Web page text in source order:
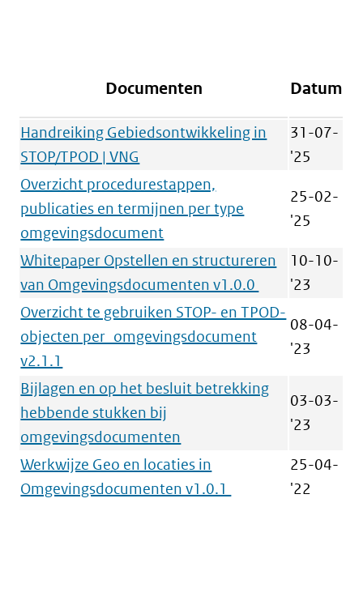
Documenten Datum
Handreiking Gebiedsontwikkeling in
STOP/TPOD | VNG
31-07-
'25
Overzicht procedurestappen,
publicaties en termijnen per type
omgevingsdocument
25-02-
'25
Whitepaper Opstellen en structureren
van Omgevingsdocumenten v1.0.0
10-10-
'23
Overzicht te gebruiken STOP- en TPOD-
objecten per_omgevingsdocument
v2.1.1
08-04-
'23
Bijlagen en op het besluit betrekking
hebbende stukken bij
omgevingsdocumenten
03-03-
'23
Werkwijze Geo en locaties in
Omgevingsdocumenten v1.0.1
25-04-
'22